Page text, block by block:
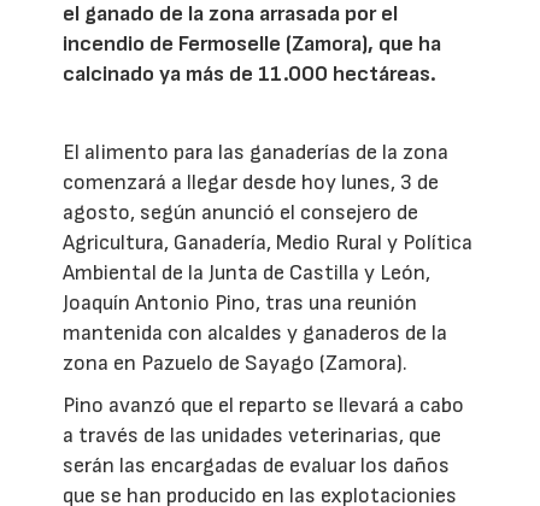
el ganado de la zona arrasada por el
incendio de Fermoselle (Zamora), que ha
calcinado ya más de 11.000 hectáreas.
El alimento para las ganaderías de la zona
comenzará a llegar desde hoy lunes, 3 de
agosto, según anunció el consejero de
Agricultura, Ganadería, Medio Rural y Política
Ambiental de la Junta de Castilla y León,
Joaquín Antonio Pino, tras una reunión
mantenida con alcaldes y ganaderos de la
zona en Pazuelo de Sayago (Zamora).
Pino avanzó que el reparto se llevará a cabo
a través de las unidades veterinarias, que
serán las encargadas de evaluar los daños
que se han producido en las explotacionies